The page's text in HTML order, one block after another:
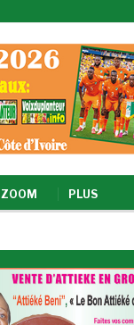
ZOOM PLUS